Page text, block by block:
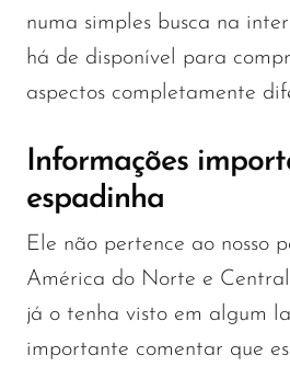
numa simples busca na
há de disponível para
aspectos completamente
Informações
espadinha
Ele não pertence ao nosso
América do Norte e
já o tenha visto em algum
importante comentar que